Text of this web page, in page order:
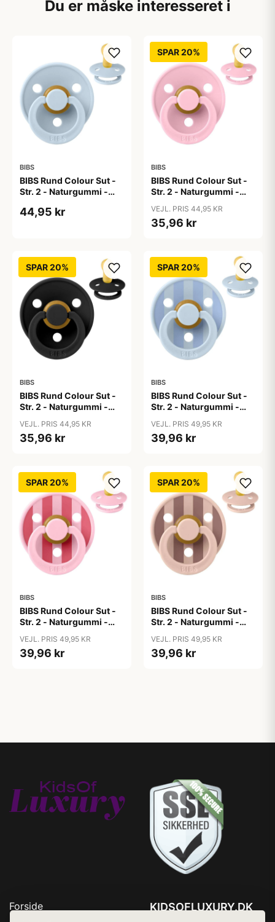
Du er måske interesseret i
BIBS
BIBS Rund Colour Sut -
Str. 2 - Naturgummi -
44,95 kr
SPAR 20%
BIBS
BIBS Rund Colour Sut -
Str. 2 - Naturgummi -
VEJL. PRIS 44,95 KR
35,96 kr
SPAR 20%
BIBS
BIBS Rund Colour Sut -
Str. 2 - Naturgummi -
VEJL. PRIS 44,95 KR
35,96 kr
SPAR 20%
BIBS
BIBS Rund Colour Sut -
Str. 2 - Naturgummi -
Blue/Dusty Blue
VEJL. PRIS 49,95 KR
39,96 kr
SPAR 20%
BIBS
BIBS Rund Colour Sut -
Str. 2 - Naturgummi -
Pink/Coral
VEJL. PRIS 49,95 KR
39,96 kr
SPAR 20%
BIBS
BIBS Rund Colour Sut -
Str. 2 - Naturgummi -
Blush/Woodchuck
VEJL. PRIS 49,95 KR
39,96 kr
Forside
KIDSOFLUXURY.DK